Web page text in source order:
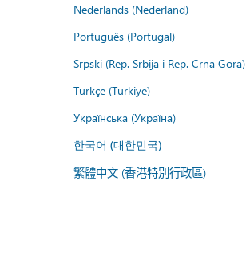
Nederlands (Nederland)
Português (Portugal)
Srpski (Rep. Srbija i Rep. Crna Gora)
Türkçe (Türkiye)
Українська (Україна)
한국어 (대한민국)
繁體中文 (香港特別行政區)